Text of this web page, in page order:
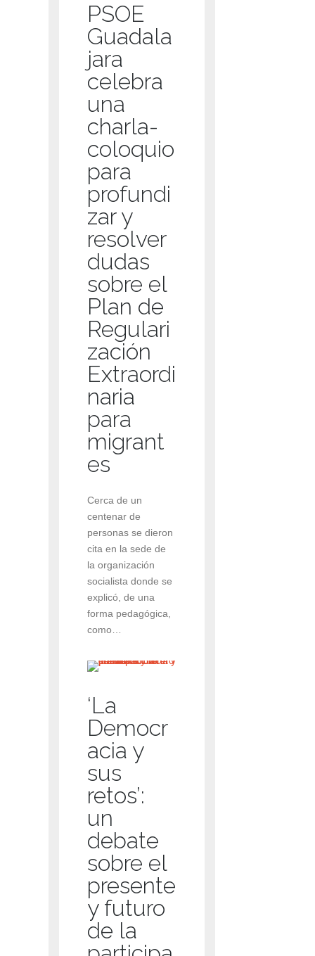
PSOE
Guadala
jara
celebra
una
charla-
coloquio
para
profundi
zar y
resolver
dudas
sobre el
Plan de
Regulari
zación
Extraordi
naria
para
migrant
es
Cerca de un
centenar de
personas se dieron
cita en la sede de
la organización
socialista donde se
explicó, de una
forma pedagógica,
como…
‘La
Democr
acia y
sus
retos’:
un
debate
sobre el
presente
y futuro
de la